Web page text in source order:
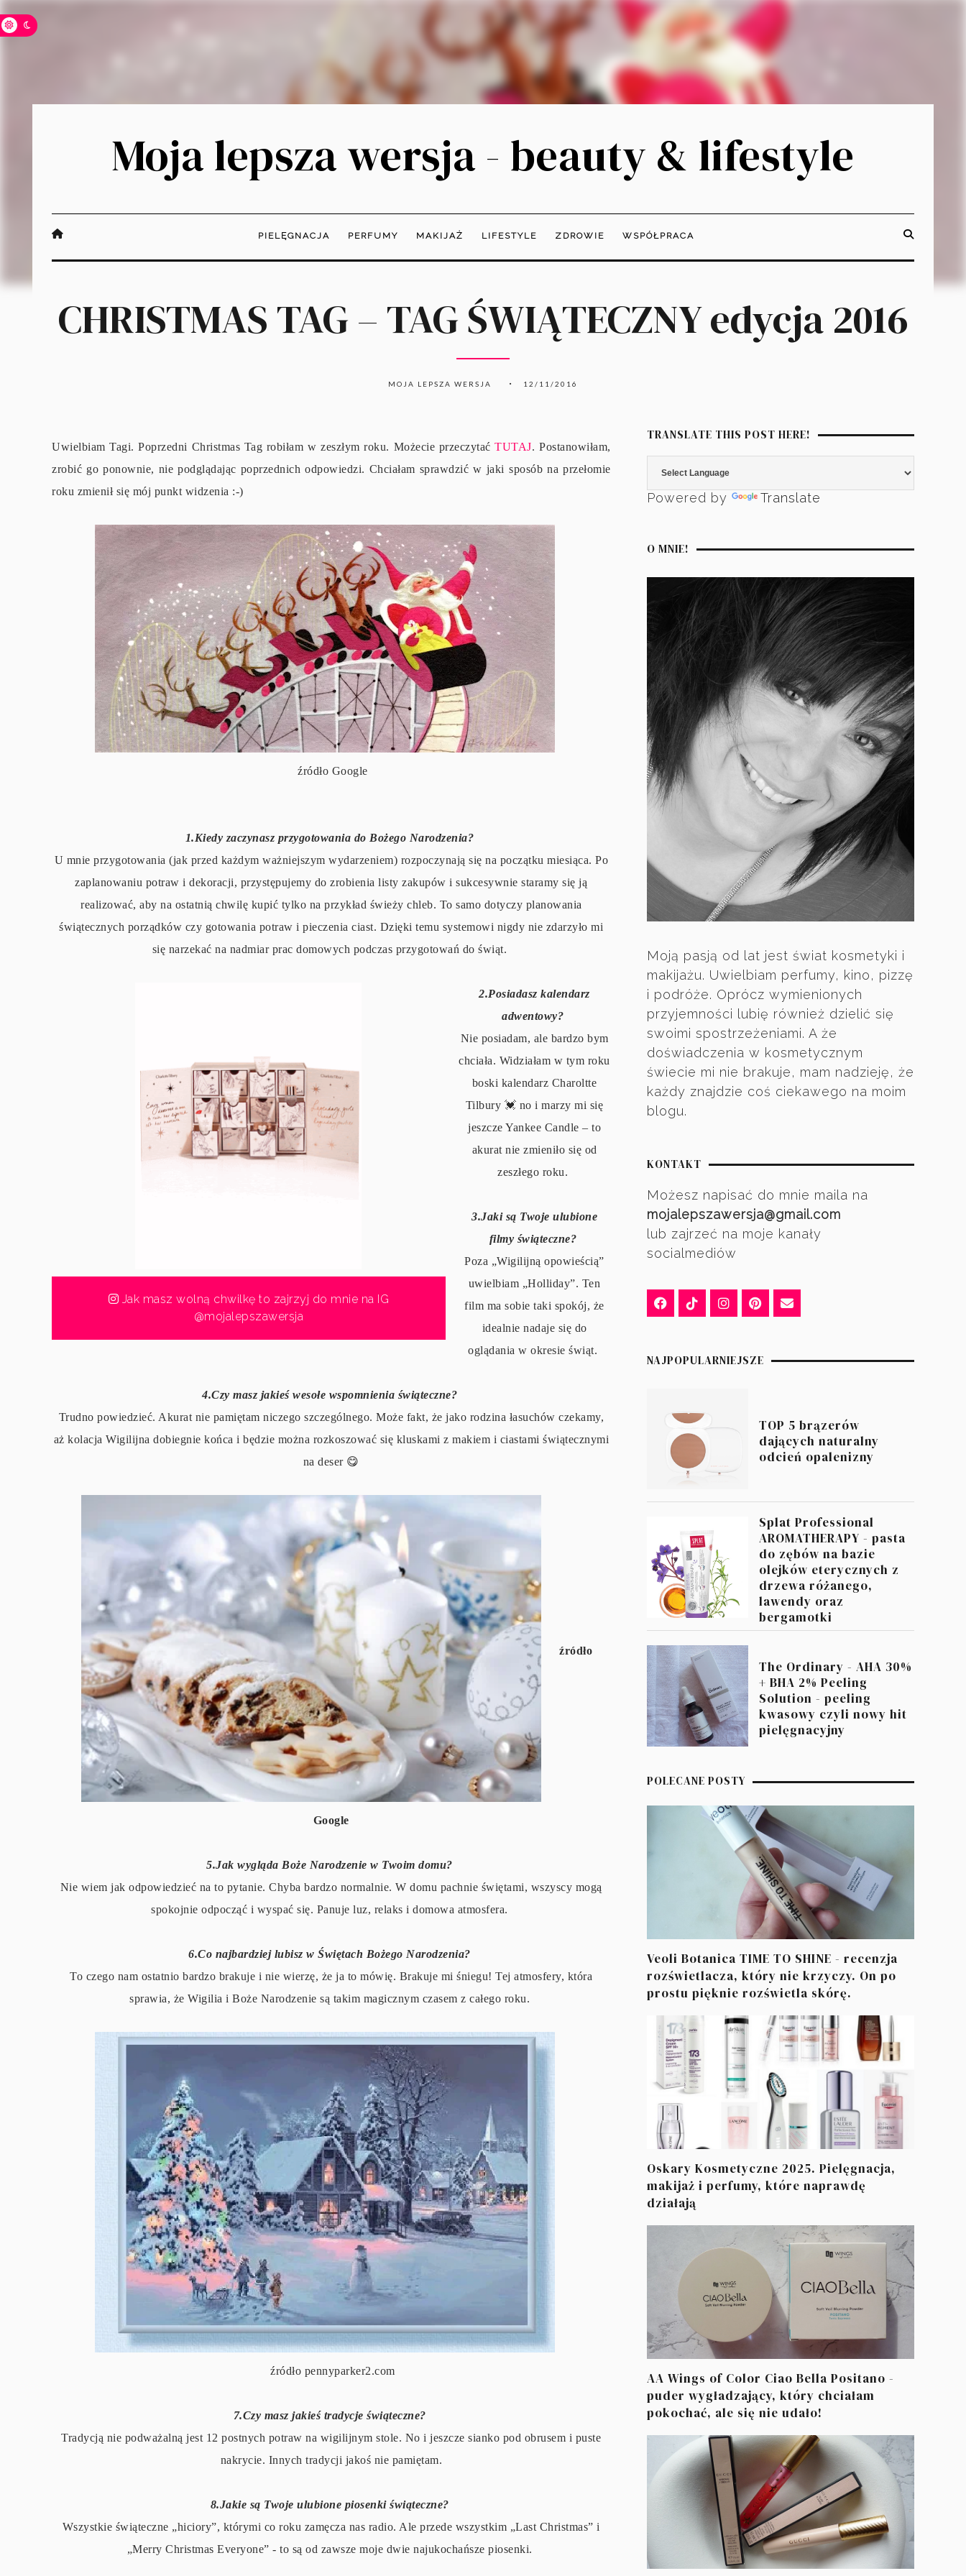
Moja lepsza wersja - beauty & lifestyle
PIELĘGNACJA PERFUMY MAKIJAŻ LIFESTYLE ZDROWIE WSPÓŁPRACA
CHRISTMAS TAG – TAG ŚWIĄTECZNY edycja 2016
MOJA LEPSZA WERSJA 12/11/2016
Uwielbiam Tagi. Poprzedni Christmas Tag robiłam w zeszłym roku. Możecie przeczytaćTUTAJ. Postanowiłam,
zrobić go ponownie, nie podglądając poprzednich odpowiedzi. Chciałam sprawdzić w jaki sposób na przełomie
roku zmienił się mój punkt widzenia :-)
źródło Google
1.Kiedy zaczynasz przygotowania do Bożego Narodzenia?
U mnie przygotowania (jak przed każdym ważniejszym wydarzeniem) rozpoczynają się na początku miesiąca. Po
zaplanowaniu potraw i dekoracji, przystępujemy do zrobienia listy zakupów i sukcesywnie staramy się ją
realizować, aby na ostatnią chwilę kupić tylko na przykład świeży chleb. To samo dotyczy planowania
świątecznych porządków czy gotowania potraw i pieczenia ciast. Dzięki temu systemowi nigdy nie zdarzyło mi
się narzekać na nadmiar prac domowych podczas przygotowań do świąt.
Jak masz wolną chwilkę to zajrzyj do mnie na IG
@mojalepszawersja
2.Posiadasz kalendarz
adwentowy?
Nie posiadam, ale bardzo bym
chciała. Widziałam w tym roku
boski kalendarz Charoltte
Tilbury 💓 no i marzy mi się
jeszcze Yankee Candle – to
akurat nie zmieniło się od
zeszłego roku.
3.Jaki są Twoje ulubione
filmy świąteczne?
Poza „Wigilijną opowieścią”
uwielbiam „Holliday”. Ten
film ma sobie taki spokój, że
idealnie nadaje się do
oglądania w okresie świąt.
4.Czy masz jakieś wesołe wspomnienia świąteczne?
Trudno powiedzieć. Akurat nie pamiętam niczego szczególnego. Może fakt, że jako rodzina łasuchów czekamy,
aż kolacja Wigilijna dobiegnie końca i będzie można rozkoszować się kluskami z makiem i ciastami świątecznymi
na deser 😋
źródło
Google
5.Jak wygląda Boże Narodzenie w Twoim domu?
Nie wiem jak odpowiedzieć na to pytanie. Chyba bardzo normalnie. W domu pachnie świętami, wszyscy mogą
spokojnie odpocząć i wyspać się. Panuje luz, relaks i domowa atmosfera.
6.Co najbardziej lubisz w Świętach Bożego Narodzenia?
To czego nam ostatnio bardzo brakuje i nie wierzę, że ja to mówię. Brakuje mi śniegu! Tej atmosfery, która
sprawia, że Wigilia i Boże Narodzenie są takim magicznym czasem z całego roku.
źródło pennyparker2.com
7.Czy masz jakieś tradycje świąteczne?
Tradycją nie podważalną jest 12 postnych potraw na wigilijnym stole. No i jeszcze sianko pod obrusem i puste
nakrycie. Innych tradycji jakoś nie pamiętam.
8.Jakie są Twoje ulubione piosenki świąteczne?
Wszystkie świąteczne „hiciory”, którymi co roku zamęcza nas radio. Ale przede wszystkim „Last Christmas” i
„Merry Christmas Everyone” - to są od zawsze moje dwie najukochańsze piosenki.
TRANSLATE THIS POST HERE!
Powered by Translate
O MNIE!
Moją pasją od lat jest świat kosmetyki i
makijażu. Uwielbiam perfumy, kino, pizzę
i podróże. Oprócz wymienionych
przyjemności lubię również dzielić się
swoimi spostrzeżeniami. A że
doświadczenia w kosmetycznym
świecie mi nie brakuje, mam nadzieję, że
każdy znajdzie coś ciekawego na moim
blogu.
KONTAKT
Możesz napisać do mnie maila na
mojalepszawersja@gmail.com
lub zajrzeć na moje kanały
socialmediów
NAJPOPULARNIEJSZE
TOP 5 brązerów
dających naturalny
odcień opalenizny
Splat Professional
AROMATHERAPY - pasta
do zębów na bazie
olejków eterycznych z
drzewa różanego,
lawendy oraz
bergamotki
The Ordinary - AHA 30%
+ BHA 2% Peeling
Solution - peeling
kwasowy czyli nowy hit
pielęgnacyjny
POLECANE POSTY
Veoli Botanica TIME TO SHINE - recenzja
rozświetlacza, który nie krzyczy. On po
prostu pięknie rozświetla skórę.
Oskary Kosmetyczne 2025. Pielęgnacja,
makijaż i perfumy, które naprawdę
działają
AA Wings of Color Ciao Bella Positano -
puder wygładzający, który chciałam
pokochać, ale się nie udało!